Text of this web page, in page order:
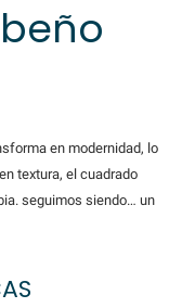
en modernidad, lo
textura, el cuadrado
seguimos siendo… un